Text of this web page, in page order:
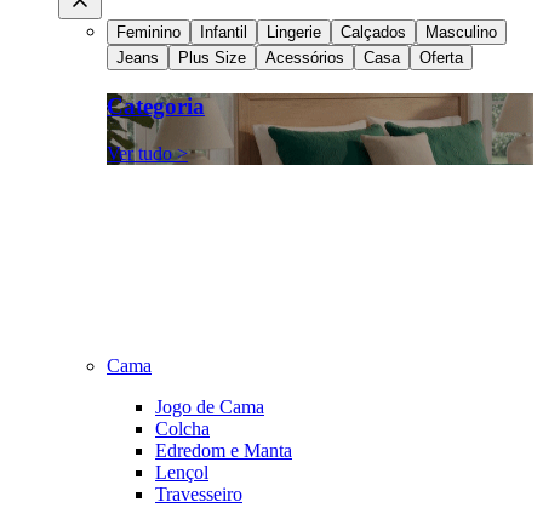
Feminino Infantil Lingerie Calçados
Masculino
Jeans
Plus Size Acessórios Casa Oferta
Categoria
Ver tudo >
Cama
Jogo de Cama
Colcha
Edredom e Manta
Lençol
Travesseiro